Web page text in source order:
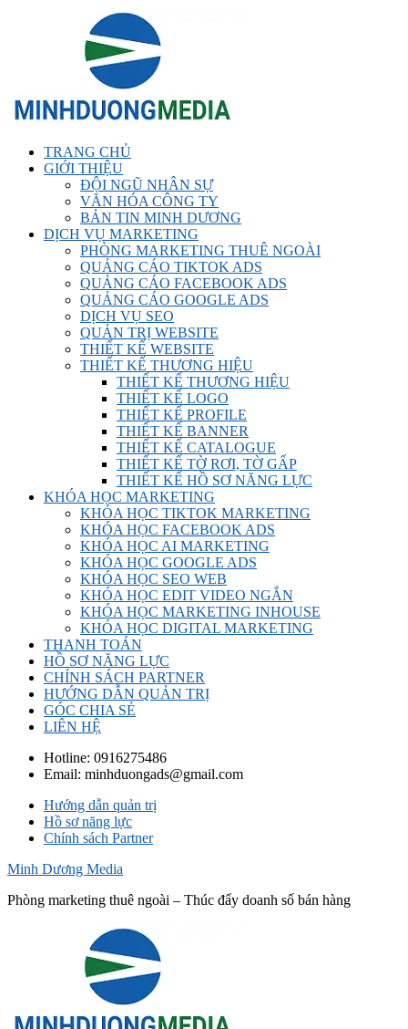
TRANG CHỦ
GIỚI THIỆU
ĐỘI NGŨ NHÂN SỰ
VĂN HÓA CÔNG TY
BẢN TIN MINH DƯƠNG
DỊCH VỤ MARKETING
PHÒNG MARKETING THUÊ NGOÀI
QUẢNG CÁO TIKTOK ADS
QUẢNG CÁO FACEBOOK ADS
QUẢNG CÁO GOOGLE ADS
DỊCH VỤ SEO
QUẢN TRỊ WEBSITE
THIẾT KẾ WEBSITE
THIẾT KẾ THƯƠNG HIỆU
THIẾT KẾ THƯƠNG HIỆU
THIẾT KẾ LOGO
THIẾT KẾ PROFILE
THIẾT KẾ BANNER
THIẾT KẾ CATALOGUE
THIẾT KẾ TỜ RƠI, TỜ GẤP
THIẾT KẾ HỒ SƠ NĂNG LỰC
KHÓA HỌC MARKETING
KHÓA HỌC TIKTOK MARKETING
KHÓA HỌC FACEBOOK ADS
KHÓA HỌC AI MARKETING
KHÓA HỌC GOOGLE ADS
KHÓA HỌC SEO WEB
KHÓA HỌC EDIT VIDEO NGẮN
KHÓA HỌC MARKETING INHOUSE
KHÓA HỌC DIGITAL MARKETING
THANH TOÁN
HỒ SƠ NĂNG LỰC
CHÍNH SÁCH PARTNER
HƯỚNG DẪN QUẢN TRỊ
GÓC CHIA SẺ
LIÊN HỆ
Hotline: 0916275486
Email: minhduongads@gmail.com
Hướng dẫn quản trị
Hồ sơ năng lực
Chính sách Partner
Minh Dương Media
Phòng marketing thuê ngoài – Thúc đẩy doanh số bán hàng